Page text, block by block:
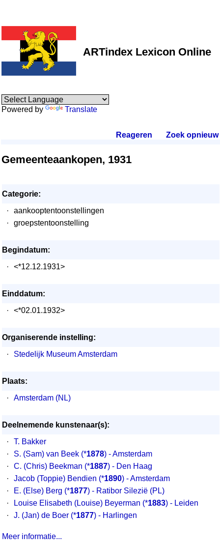
ARTindex Lexicon Online
Powered by Translate
Reageren Zoek opnieuw.
Gemeenteaankopen, 1931
Categorie:
·
aankooptentoonstellingen
·
groepstentoonstelling
Begindatum:
·
<*12.12.1931>
Einddatum:
·
<*02.01.1932>
Organiserende instelling:
·
Stedelijk Museum Amsterdam
Plaats:
·
Amsterdam (NL)
Deelnemende kunstenaar(s):
·
T. Bakker
·
S. (Sam) van Beek (*1878) - Amsterdam
·
C. (Chris) Beekman (*1887) - Den Haag
·
Jacob (Toppie) Bendien (*1890) - Amsterdam
·
E. (Else) Berg (*1877) - Ratibor Silezië (PL)
·
Louise Elisabeth (Louise) Beyerman (*1883) - Leiden
·
J. (Jan) de Boer (*1877) - Harlingen
Meer informatie...